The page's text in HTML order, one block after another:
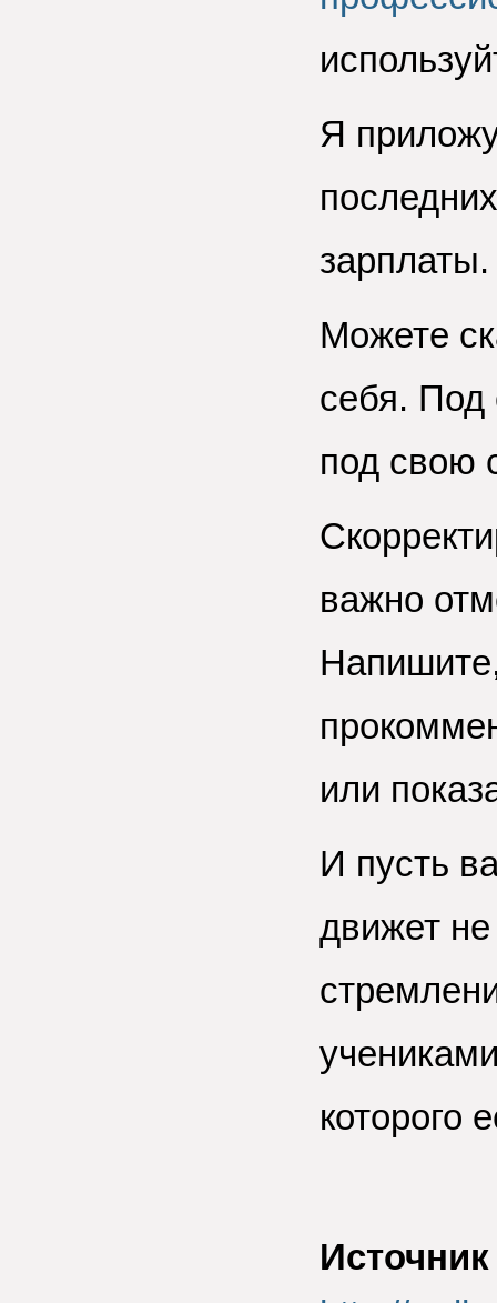
Я
зарплаты.
Можете
себя. Под
под свою
важно
или
И пусть
движет не
которого